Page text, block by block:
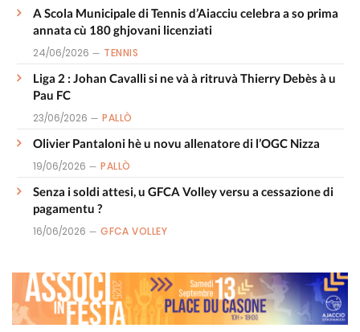
A Scola Municipale di Tennis d’Aiacciu celebra a so prima
annata cù 180 ghjovani licenziati
24/06/2026 TENNIS
Liga 2 : Johan Cavalli si ne và à ritruvà Thierry Debès à u
Pau FC
23/06/2026 PALLÒ
Olivier Pantaloni hè u novu allenatore di l’OGC Nizza
19/06/2026 PALLÒ
Senza i soldi attesi, u GFCA Volley versu a cessazione di
pagamentu ?
16/06/2026 GFCA VOLLEY